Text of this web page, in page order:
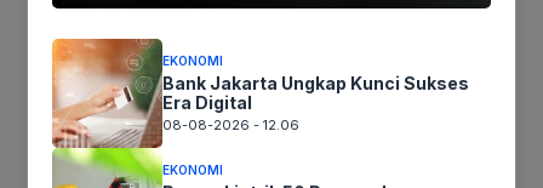
EKONOMI
Bank Jakarta Ungkap Kunci Sukses
Era Digital
08-08-2026 - 12.06
EKONOMI